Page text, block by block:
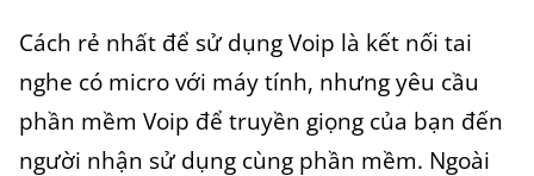
Cách rẻ nhất để sử dụng Voip là kết nối tai
nghe có micro với máy tính, nhưng yêu cầu
phần mềm Voip để truyền giọng của bạn đến
người nhận sử dụng cùng phần mềm. Ngoài